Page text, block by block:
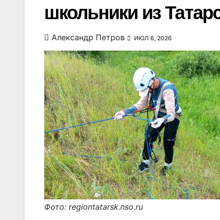
школьники из
Александр Петров ИЮЛ 6, 2026
Фото: regiontatarsk.nso.ru